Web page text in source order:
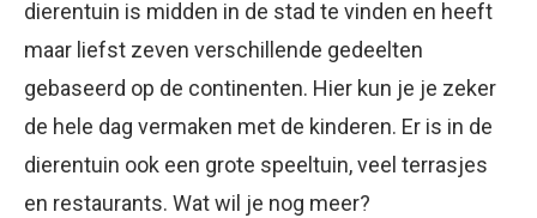
dierentuin is midden in de stad te vinden en heeft
maar liefst zeven verschillende gedeelten
gebaseerd op de continenten. Hier kun je je zeker
de hele dag vermaken met de kinderen. Er is in de
dierentuin ook een grote speeltuin, veel terrasjes
en restaurants. Wat wil je nog meer?